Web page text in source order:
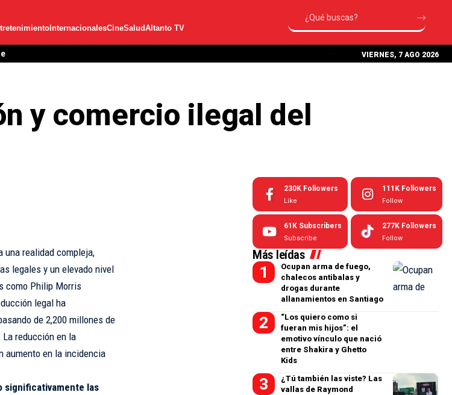
InternacionalesCineSaludAltanto TV
acompañantes de Leonel en 2028 VIERNES, 7 AGO 2026
y comercio ilegal del
una realidad compleja,
legales y un elevado nivel
como Philip Morris
legal ha
de 2,200 millones de
La reducción en la
aumento en la incidencia
significativamente las
230K Followers
Like
111K Followers
Follow
61K Subscribers
Subscribe
277K Followers
Follow
Más leídas
Ocupan arma de fuego,
chalecos antibalas y
drogas durante
allanamientos en Santiago
“Los quiero como si
fueran mis hijos”: el
emotivo vínculo que nació
entre Shakira y Ghetto
Kids
¿Tú también las viste? Las
vallas de Raymond